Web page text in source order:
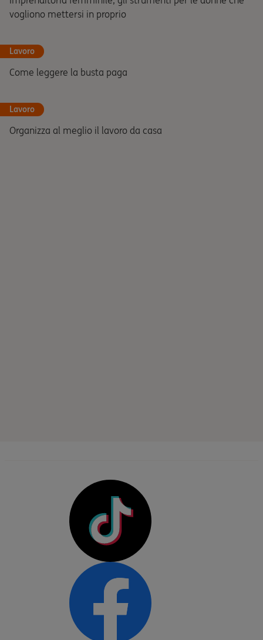
vogliono mettersi in proprio
Lavoro
Come leggere la busta paga
Lavoro
Organizza al meglio il lavoro da casa